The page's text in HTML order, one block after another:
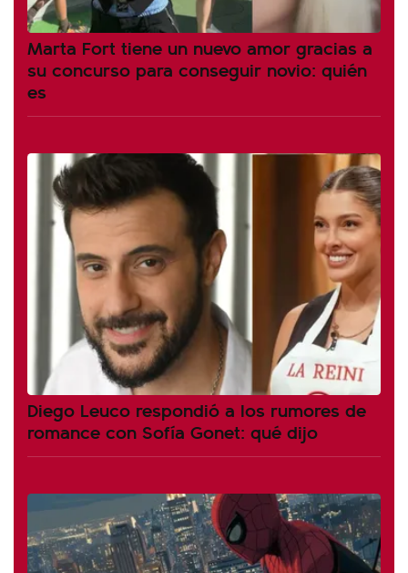
Marta Fort tiene un nuevo amor gracias a
su concurso para conseguir novio: quién
es
Diego Leuco respondió a los rumores de
romance con Sofía Gonet: qué dijo